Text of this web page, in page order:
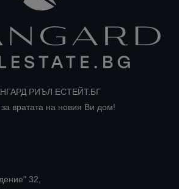
РИЪЛ ЕСТЕЙТ.БГ
вратата на новия Ви дом!
32,